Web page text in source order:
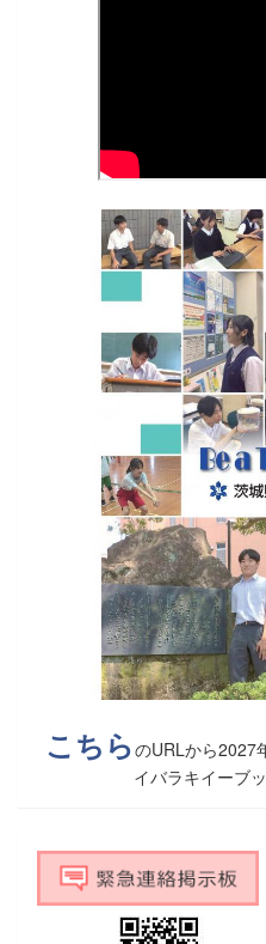
こちらのURLから2027
イバラキイーブ